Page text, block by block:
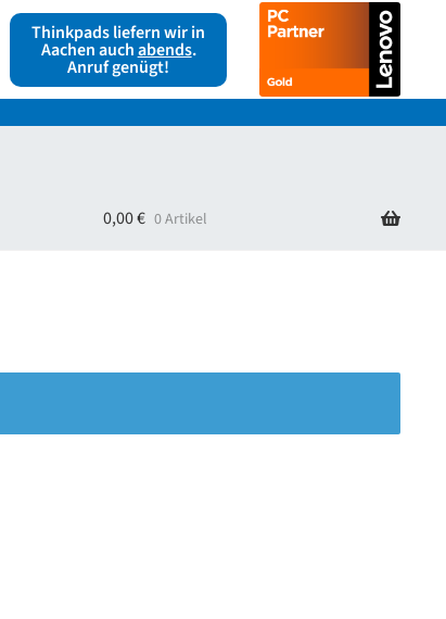
Thinkpads liefern wir in
Aachen auchabends.
Anruf genügt!
Warenkorb
0,00€ 0 Artikel